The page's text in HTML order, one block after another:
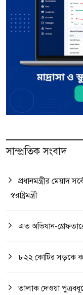
সাম্প্রতিক সংবাদ
প্রধানমন্ত্রীর মেয়াদ
স্বরাষ্ট্রমন্ত্রী
এত অভিযান-
৮২২ কোটির সড়কে
তালাক দেওয়া